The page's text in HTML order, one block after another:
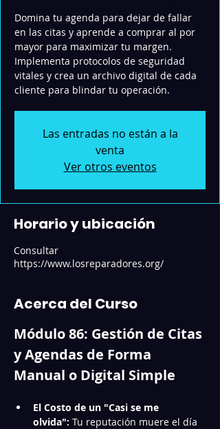
Domina tu agenda para dejar de fallar
en las citas y aprende a comprar al por
mayor para maximizar tu margen.
Implementa protocolos de seguridad
vitales y crea un archivo digital de cada
cliente para blindar tu operación.
Las entradas no están a la
venta
Ver otros eventos
Horario y ubicación
Consultar
https://www.losreparadores.org/
Acerca del Curso
Módulo 86: Gestión de Citas
y Agendas de Forma
Manual o Digital Simple
El Costo de un "Casi se me
olvida": Tu reputación muere el día